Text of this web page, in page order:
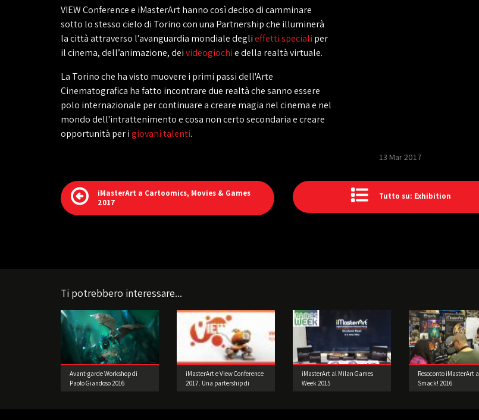
VIEW Conference e iMasterArt hanno così deciso di camminare
sotto lo stesso cielo di Torino con una Partnership che illuminerà
la città attraverso l’avanguardia mondiale deglieffetti speciali per
il cinema, dell’animazione, deivideogiochie della realtà virtuale.
La Torino che ha visto muovere i primi passi dell'Arte
Cinematografica ha fatto incontrare due realtà che sanno essere
polo internazionale per continuare a creare magia nel cinema e nel
mondo dell'intrattenimento e cosa non certo secondaria e creare
opportunità per igiovani talenti.
13 Mar 2017
iMasterArt a Cartoomics, Movies & Games
2017
Tutto su: Exhibition
Ti potrebbero interessare...
Avant-garde Workshop di
Paolo Giandoso 2016
iMasterArt e View Conference
2017. Una partership di
iMasterArt al Milan Games
Week 2015
Resoconto iMasterArt a
Smack! 2016